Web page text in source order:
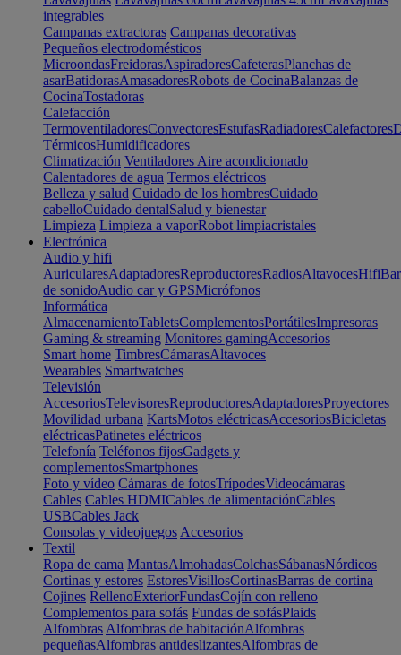
integrables
Campanas extractoras Campanas decorativas
Pequeños electrodomésticos
MicroondasFreidorasAspiradoresCafeterasPlanchas de
asarBatidorasAmasadoresRobots de CocinaBalanzas de
CocinaTostadoras
Calefacción
TermoventiladoresConvectoresEstufasRadiadoresCalefactores
TérmicosHumidificadores
Climatización Ventiladores Aire acondicionado
Calentadores de agua Termos eléctricos
Belleza y salud Cuidado de los hombresCuidado
cabelloCuidado dentalSalud y bienestar
Limpieza Limpieza a vaporRobot limpiacristales
Electrónica
Audio y hifi
AuricularesAdaptadoresReproductoresRadiosAltavocesHifi
de sonidoAudio car y GPSMicrófonos
Informática
AlmacenamientoTabletsComplementosPortátilesImpresoras
Gaming & streaming Monitores gamingAccesorios
Smart home TimbresCámarasAltavoces
Wearables Smartwatches
Televisión
AccesoriosTelevisoresReproductoresAdaptadoresProyectores
Movilidad urbana KartsMotos eléctricasAccesoriosBicicletas
eléctricasPatinetes eléctricos
Telefonía Teléfonos fijosGadgets y
complementosSmartphones
Foto y vídeo Cámaras de fotosTrípodesVideocámaras
Cables Cables HDMICables de alimentaciónCables
USBCables Jack
Consolas y videojuegos Accesorios
Textil
Ropa de cama MantasAlmohadasColchasSábanasNórdicos
Cortinas y estores EstoresVisillosCortinasBarras de cortina
Cojines RellenoExteriorFundasCojín con relleno
Complementos para sofás Fundas de sofásPlaids
Alfombras Alfombras de habitaciónAlfombras
pequeñasAlfombras antideslizantesAlfombras de